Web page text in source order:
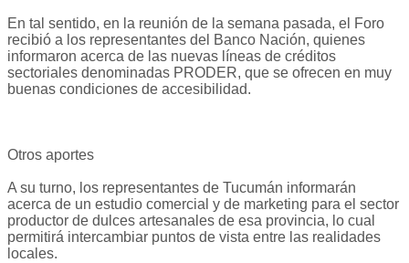
En tal sentido, en la reunión de la semana pasada, el Foro
recibió a los representantes del Banco Nación, quienes
informaron acerca de las nuevas líneas de créditos
sectoriales denominadas PRODER, que se ofrecen en muy
buenas condiciones de accesibilidad.
Otros aportes
A su turno, los representantes de Tucumán informarán
acerca de un estudio comercial y de marketing para el sector
productor de dulces artesanales de esa provincia, lo cual
permitirá intercambiar puntos de vista entre las realidades
locales.